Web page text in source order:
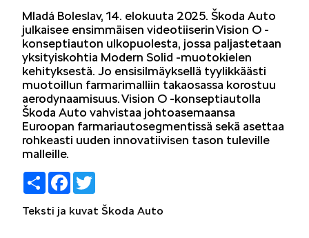
SIMPLY CLEVER
Mladá Boleslav, 14. elokuuta 2025. Škoda Auto
julkaisee ensimmäisen videotiiserin Vision O -
konseptiauton ulkopuolesta, jossa paljastetaan
yksityiskohtia Modern Solid -muotokielen
kehityksestä. Jo ensisilmäyksellä tyylikkäästi
muotoillun farmarimalliin takaosassa korostuu
aerodynaamisuus. Vision O -konseptiautolla
Škoda Auto vahvistaa johtoasemaansa
Euroopan farmariautosegmentissä sekä asettaa
rohkeasti uuden innovatiivisen tason tuleville
malleille.
Share Facebook
Teksti ja kuvat Škoda Auto